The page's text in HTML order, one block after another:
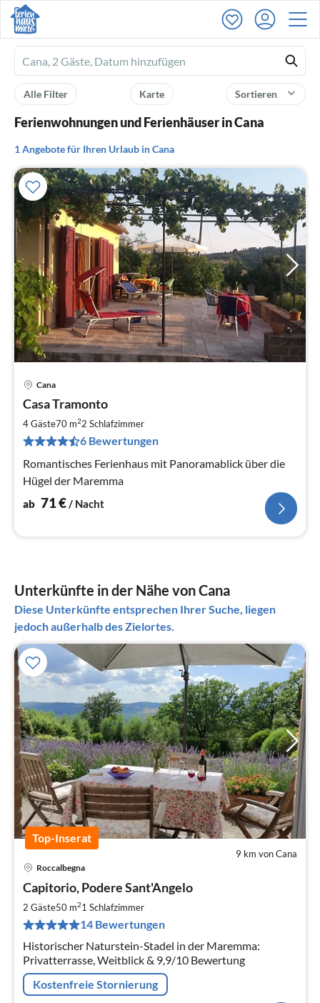
Ferienhausmiete
logo
Sortieren
Karte
Alle Filter
Ferienwohnungen und Ferienhäuser in Cana
1 Angebote für Ihren Urlaub in Cana
Cana
Casa Tramonto
4 Gäste70 m22 Schlafzimmer
6 Bewertungen
Romantisches Ferienhaus mit Panoramablick über die
Hügel der Maremma
ab 71€/ Nacht
Unterkünfte in der Nähe von Cana
Diese Unterkünfte entsprechen Ihrer Suche, liegen
jedoch außerhalb des Zielortes.
Top-Inserat
9 km von Cana
Roccalbegna
Capitorio, Podere Sant'Angelo
2 Gäste50 m21 Schlafzimmer
14 Bewertungen
Historischer Naturstein-Stadel in der Maremma:
Privatterrasse, Weitblick & 9,9/10 Bewertung
Kostenfreie Stornierung